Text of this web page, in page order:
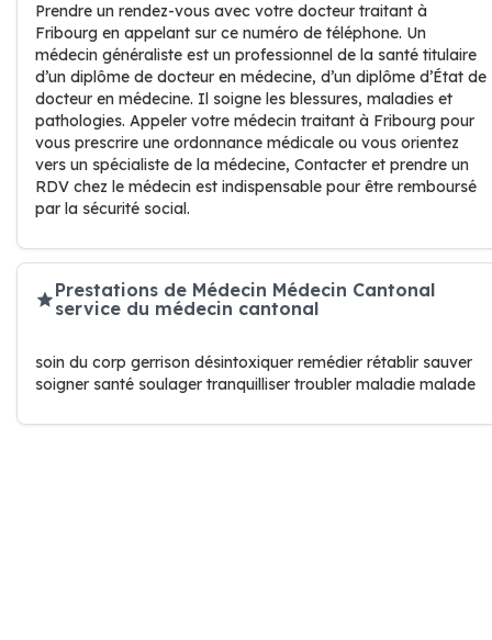
Prendre un rendez-vous avec votre docteur traitant à
Fribourg en appelant sur ce numéro de téléphone. Un
médecin généraliste est un professionnel de la santé titulaire
d’un diplôme de docteur en médecine, d’un diplôme d’État de
docteur en médecine. Il soigne les blessures, maladies et
pathologies. Appeler votre médecin traitant à Fribourg pour
vous prescrire une ordonnance médicale ou vous orientez
vers un spécialiste de la médecine, Contacter et prendre un
RDV chez le médecin est indispensable pour être remboursé
par la sécurité social.
Prestations de Médecin Médecin Cantonal
service du médecin cantonal
soin du corp gerrison désintoxiquer remédier rétablir sauver
soigner santé soulager tranquilliser troubler maladie malade